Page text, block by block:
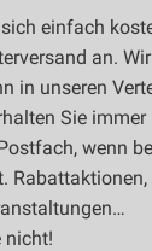
einfach
an.
in unseren
Sie immer
wenn
Rabattaktionen,
nicht!